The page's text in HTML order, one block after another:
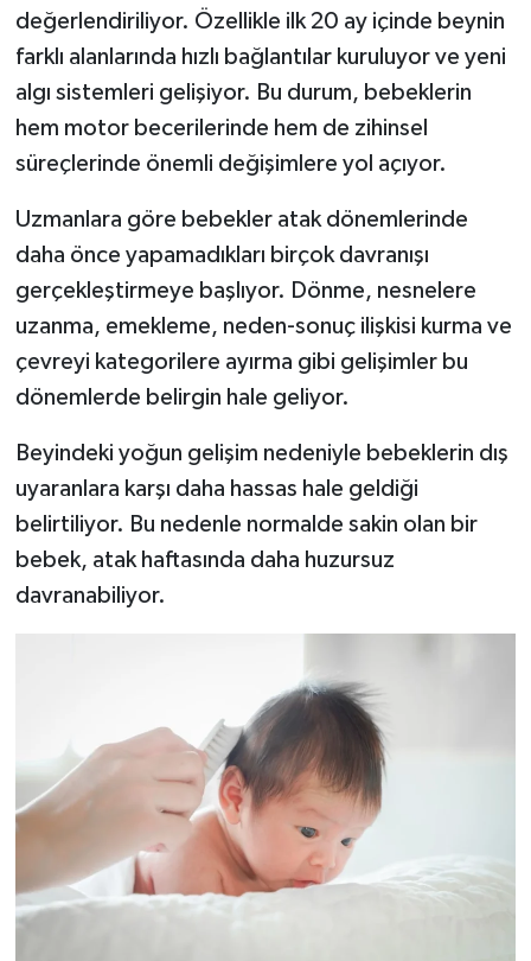
değerlendiriliyor. Özellikle ilk 20 ay içinde beynin
farklı alanlarında hızlı bağlantılar kuruluyor ve yeni
algı sistemleri gelişiyor. Bu durum, bebeklerin
hem motor becerilerinde hem de zihinsel
süreçlerinde önemli değişimlere yol açıyor.
Uzmanlara göre bebekler atak dönemlerinde
daha önce yapamadıkları birçok davranışı
gerçekleştirmeye başlıyor. Dönme, nesnelere
uzanma, emekleme, neden-sonuç ilişkisi kurma ve
çevreyi kategorilere ayırma gibi gelişimler bu
dönemlerde belirgin hale geliyor.
Beyindeki yoğun gelişim nedeniyle bebeklerin dış
uyaranlara karşı daha hassas hale geldiği
belirtiliyor. Bu nedenle normalde sakin olan bir
bebek, atak haftasında daha huzursuz
davranabiliyor.
Yemek Tarifleri